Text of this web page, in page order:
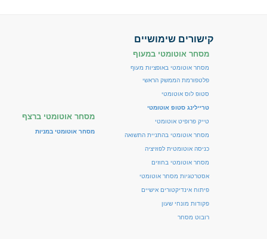
קישורים שימושיים
מסחר אוטומטי במעוף
מסחר אוטומטי באופציות מעוף
פלטפורמת הממשק הראשי
סטופ לוס אוטומטי
טריילינג סטופ אוטומטי
טייק פרופיט אוטומטי
מסחר אוטומטי בהתניית התשואה
כניסה אוטומטית לפוזיציה
מסחר אוטומטי בחוזים
אסטרטגיות מסחר אוטומטי
פיתוח אינדיקטורים אישיים
פקודות מונחי שעון
רובוט מסחר
מסחר אוטומטי ברצף
מסחר אוטומטי במניות